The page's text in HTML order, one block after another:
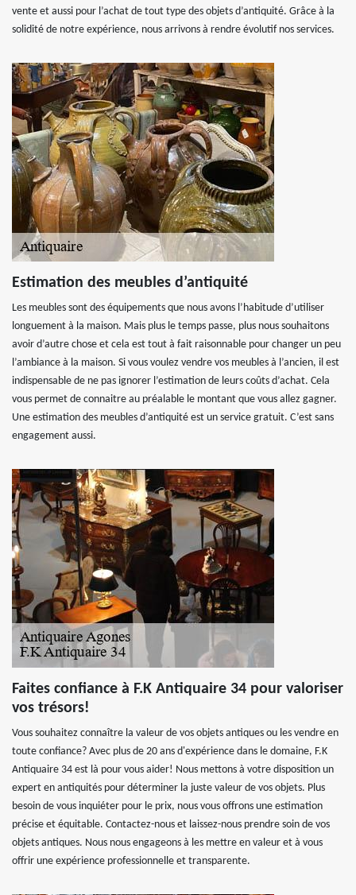
vente et aussi pour l’achat de tout type des objets d’antiquité. Grâce à la
solidité de notre expérience, nous arrivons à rendre évolutif nos services.
Estimation des meubles d’antiquité
Les meubles sont des équipements que nous avons l’habitude d’utiliser
longuement à la maison. Mais plus le temps passe, plus nous souhaitons
avoir d’autre chose et cela est tout à fait raisonnable pour changer un peu
l’ambiance à la maison. Si vous voulez vendre vos meubles à l’ancien, il est
indispensable de ne pas ignorer l’estimation de leurs coûts d’achat. Cela
vous permet de connaitre au préalable le montant que vous allez gagner.
Une estimation des meubles d’antiquité est un service gratuit. C’est sans
engagement aussi.
Faites confiance à F.K Antiquaire 34 pour valoriser
vos trésors!
Vous souhaitez connaître la valeur de vos objets antiques ou les vendre en
toute confiance? Avec plus de 20 ans d'expérience dans le domaine, F.K
Antiquaire 34 est là pour vous aider! Nous mettons à votre disposition un
expert en antiquités pour déterminer la juste valeur de vos objets. Plus
besoin de vous inquiéter pour le prix, nous vous offrons une estimation
précise et équitable. Contactez-nous et laissez-nous prendre soin de vos
objets antiques. Nous nous engageons à les mettre en valeur et à vous
offrir une expérience professionnelle et transparente.